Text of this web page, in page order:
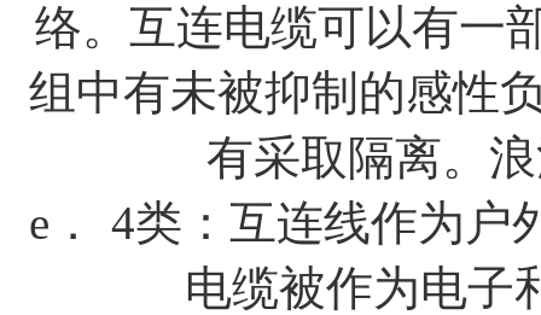
络。互连电缆可以有一
组中有未被抑制的感性
有采取隔离。
e．
4类：互连线作为户
电缆被作为电子